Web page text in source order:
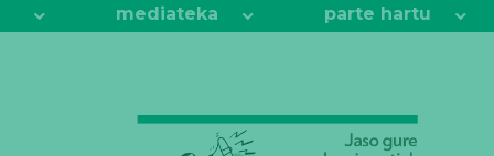
mediateka parte hartu